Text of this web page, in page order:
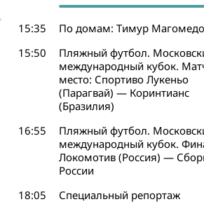
15:35
По домам: Тимур
15:50
Пляжный футбол.
международный кубок.
место: Спортиво Лукеньо
(Парагвай) — Коринтианс
(Бразилия)
16:55
Пляжный футбол.
международный кубок.
Локомотив (Россия) —
России
18:05
Специальный репортаж